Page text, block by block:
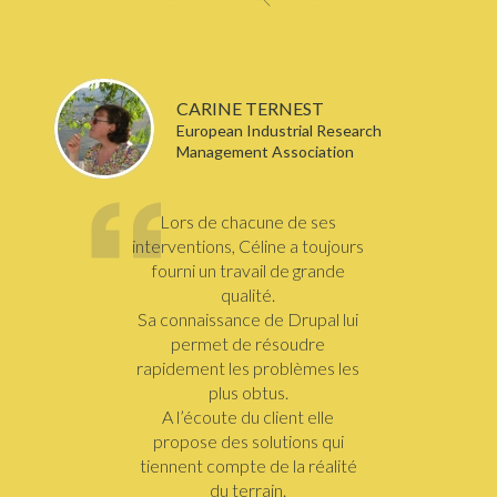
CARINE TERNEST
European Industrial Research
Management Association
Lors de chacune de ses
interventions, Céline a toujours
fourni un travail de grande
qualité.
Sa connaissance de Drupal lui
permet de résoudre
rapidement les problèmes les
plus obtus.
A l’écoute du client elle
propose des solutions qui
tiennent compte de la réalité
du terrain.